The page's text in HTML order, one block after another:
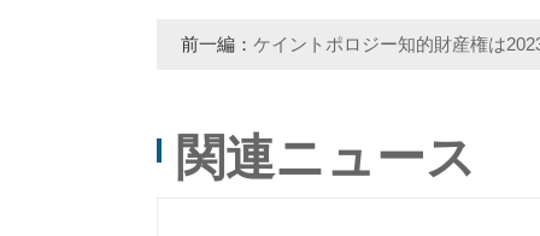
前一編： ケイントポロジー知的財産権は
関連ニュース